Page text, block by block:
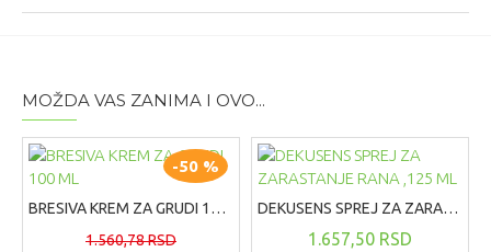
MOŽDA VAS ZANIMA I OVO...
-50 %
BRESIVA KREM ZA GRUDI 100 ML
1.560,78 RSD
DEKUSENS SPREJ ZA ZARASTANJE RANA ,125 ML
1.657,50 RSD